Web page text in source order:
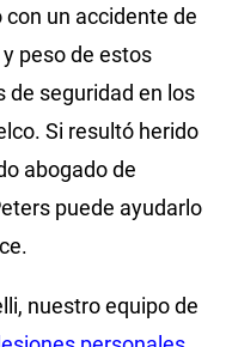
un accidente de
peso de estos
de seguridad en los
Si resultó herido
abogado de
puede ayudarlo
nuestro equipo de